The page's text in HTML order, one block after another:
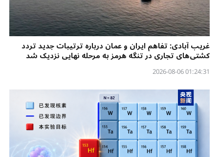
غریب آبادی: تفاهم ایران و عمان درباره ترتیبات جدید تردد
کشتی‌های تجاری در تنگه هرمز به مرحله نهایی نزدیک شد
01:24:31 2026-08-06